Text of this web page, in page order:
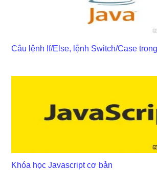
Câu lệnh If/Else, lệnh Switch/Case
Khóa học Javascript cơ bản